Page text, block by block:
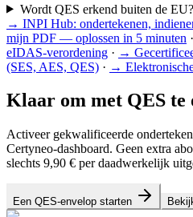
Wordt QES erkend buiten de EU?
→ INPI Hub: ondertekenen,
mijn PDF — oplossen in 5 minuten ·
eIDAS-verordening · →
(SES, AES, QES) · →
Klaar om met QES te
Activeer gekwalificeerde
Certyneo-dashboard. Geen extra
slechts 9,90 € per daadwerkelijk
Een QES-envelop starten